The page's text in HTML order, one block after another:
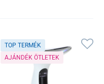
TOP TERMÉK
AJÁNDÉK ÖTLETEK